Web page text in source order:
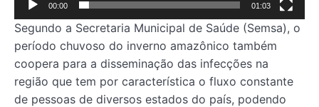
00:00 01:03
Segundo a Secretaria Municipal de Saúde (Semsa), o
período chuvoso do inverno amazônico também
coopera para a disseminação das infecções na
região que tem por característica o fluxo constante
de pessoas de diversos estados do país, podendo